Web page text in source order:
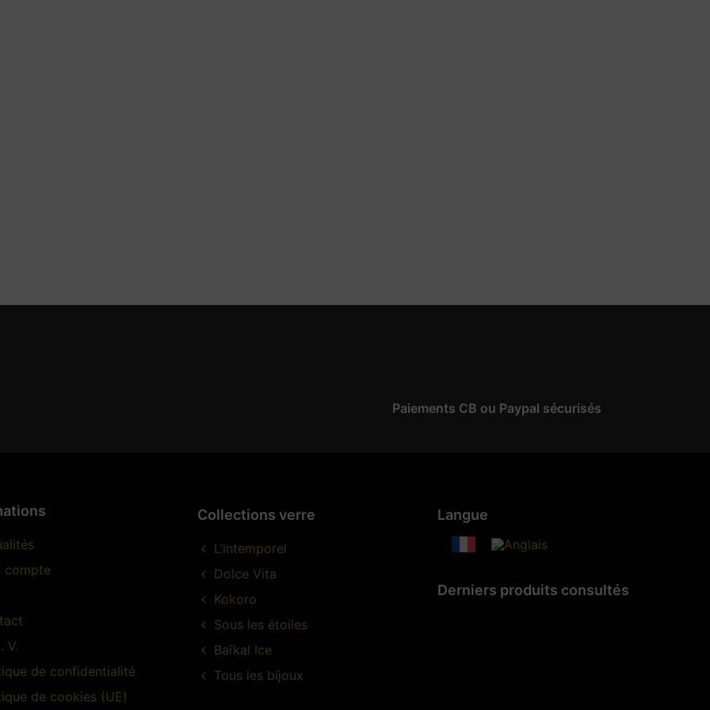
Paiements CB ou Paypal sécurisés
compte
V.
de confidentialité
de cookies (UE)
Collections verre
L’intemporel
Dolce Vita
Kokoro
Sous les étoiles
Baïkal Ice
Tous les bijoux
Langue
Derniers produits consultés